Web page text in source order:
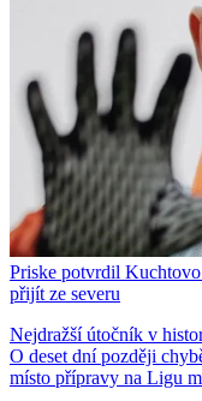
Priske potvrdil
přijít ze severu
Nejdražší útočník v
O deset dní později
místo přípravy na Ligu